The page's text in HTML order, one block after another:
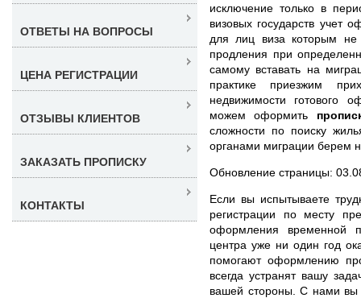
исключение только в
визовых государств учет
для лиц виза которым
продления при
самому вставать на
практике приезжим
недвижимости готового
можем оформить
сложности по поиску
органами миграции берем
Обновление страницы:
Если вы испытываете
регистрации по месту
оформления временной
центра уже ни один год
помогают оформлению
всегда устранят вашу
вашей стороны. С нами
ОТВЕТЫ НА ВОПРОСЫ
ЦЕНА РЕГИСТРАЦИИ
ОТЗЫВЫ КЛИЕНТОВ
ЗАКАЗАТЬ ПРОПИСКУ
КОНТАКТЫ